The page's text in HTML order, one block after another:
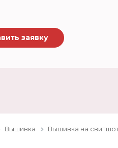
заявку
Вышивка Вышивка на